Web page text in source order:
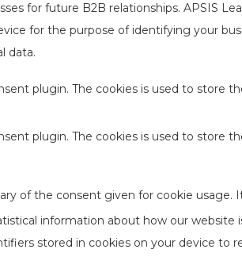
for future B2B relationships. APSIS
for the purpose of identifying your
data.
plugin. The cookies is used to store
plugin. The cookies is used to store
of the consent given for cookie usage.
information about how our website
stored in cookies on your device to